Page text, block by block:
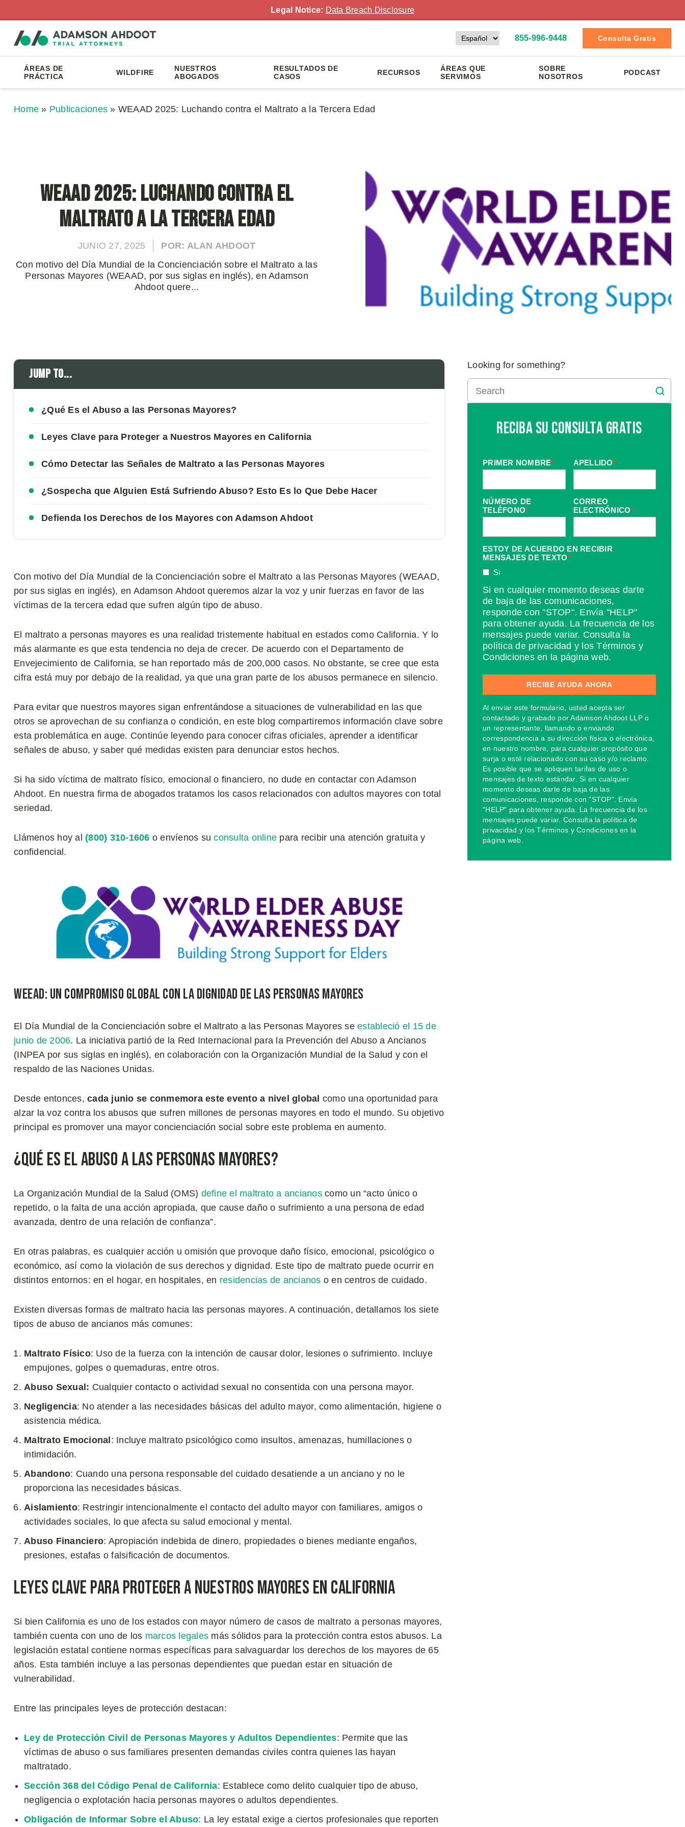
Legal Notice: Data Breach Disclosure
855-996-9448 Consulta Gratis
ÁREAS DE
PRÁCTICA
WILDFIRE
NUESTROS
ABOGADOS
RESULTADOS DE
CASOS
RECURSOS
ÁREAS QUE
SERVIMOS
SOBRE
NOSOTROS
PODCAST
Home » Publicaciones » WEAAD 2025: Luchando contra el Maltrato a la Tercera Edad
WEAAD 2025: Luchando contra el
Maltrato a la Tercera Edad
JUNIO 27, 2025
POR: ALAN AHDOOT
Con motivo del Día Mundial de la Concienciación sobre el Maltrato a las
Personas Mayores (WEAAD, por sus siglas en inglés), en Adamson
Ahdoot quere...
Jump to...
¿Qué Es el Abuso a las Personas Mayores?
Leyes Clave para Proteger a Nuestros Mayores en California
Cómo Detectar las Señales de Maltrato a las Personas Mayores
¿Sospecha que Alguien Está Sufriendo Abuso? Esto Es lo Que Debe Hacer
Defienda los Derechos de los Mayores con Adamson Ahdoot
Con motivo del Día Mundial de la Concienciación sobre el Maltrato a las Personas Mayores (WEAAD,
por sus siglas en inglés), en Adamson Ahdoot queremos alzar la voz y unir fuerzas en favor de las
víctimas de la tercera edad que sufren algún tipo de abuso.
El maltrato a personas mayores es una realidad tristemente habitual en estados como California. Y lo
más alarmante es que esta tendencia no deja de crecer. De acuerdo con el Departamento de
Envejecimiento de California, se han reportado más de 200,000 casos. No obstante, se cree que esta
cifra está muy por debajo de la realidad, ya que una gran parte de los abusos permanece en silencio.
Para evitar que nuestros mayores sigan enfrentándose a situaciones de vulnerabilidad en las que
otros se aprovechan de su confianza o condición, en este blog compartiremos información clave sobre
esta problemática en auge. Continúe leyendo para conocer cifras oficiales, aprender a identificar
señales de abuso, y saber qué medidas existen para denunciar estos hechos.
Si ha sido víctima de maltrato físico, emocional o financiero, no dude en contactar con Adamson
Ahdoot. En nuestra firma de abogados tratamos los casos relacionados con adultos mayores con total
seriedad.
Llámenos hoy al (800) 310-1606 o envíenos suconsulta online para recibir una atención gratuita y
confidencial.
WEEAD: Un Compromiso Global con la Dignidad de las Personas Mayores
El Día Mundial de la Concienciación sobre el Maltrato a las Personas Mayores se estableció el 15 de
junio de 2006. La iniciativa partió de la Red Internacional para la Prevención del Abuso a Ancianos
(INPEA por sus siglas en inglés), en colaboración con la Organización Mundial de la Salud y con el
respaldo de las Naciones Unidas.
Desde entonces, cada junio se conmemora este evento a nivel global como una oportunidad para
alzar la voz contra los abusos que sufren millones de personas mayores en todo el mundo. Su objetivo
principal es promover una mayor concienciación social sobre este problema en aumento.
¿Qué Es el Abuso a las Personas Mayores?
La Organización Mundial de la Salud (OMS) define el maltrato a ancianoscomo un “acto único o
repetido, o la falta de una acción apropiada, que cause daño o sufrimiento a una persona de edad
avanzada, dentro de una relación de confianza”.
En otras palabras, es cualquier acción u omisión que provoque daño físico, emocional, psicológico o
económico, así como la violación de sus derechos y dignidad. Este tipo de maltrato puede ocurrir en
distintos entornos: en el hogar, en hospitales, en residencias de ancianos o en centros de cuidado.
Existen diversas formas de maltrato hacia las personas mayores. A continuación, detallamos los siete
tipos de abuso de ancianos más comunes:
Maltrato Físico: Uso de la fuerza con la intención de causar dolor, lesiones o sufrimiento. Incluye
empujones, golpes o quemaduras, entre otros.
Abuso Sexual: Cualquier contacto o actividad sexual no consentida con una persona mayor.
Negligencia: No atender a las necesidades básicas del adulto mayor, como alimentación, higiene o
asistencia médica.
Maltrato Emocional : Incluye maltrato psicológico como insultos, amenazas, humillaciones o
intimidación.
Abandono: Cuando una persona responsable del cuidado desatiende a un anciano y no le
proporciona las necesidades básicas.
Aislamiento: Restringir intencionalmente el contacto del adulto mayor con familiares, amigos o
actividades sociales, lo que afecta su salud emocional y mental.
Abuso Financiero: Apropiación indebida de dinero, propiedades o bienes mediante engaños,
presiones, estafas o falsificación de documentos.
Leyes Clave para Proteger a Nuestros Mayores en California
Si bien California es uno de los estados con mayor número de casos de maltrato a personas mayores,
también cuenta con uno de los marcos legales más sólidos para la protección contra estos abusos. La
legislación estatal contiene normas específicas para salvaguardar los derechos de los mayores de 65
años. Esta también incluye a las personas dependientes que puedan estar en situación de
vulnerabilidad.
Entre las principales leyes de protección destacan:
Ley de Protección Civil de Personas Mayores y Adultos Dependientes: Permite que las
víctimas de abuso o sus familiares presenten demandas civiles contra quienes las hayan
maltratado.
Sección 368 del Código Penal de California: Establece como delito cualquier tipo de abuso,
negligencia o explotación hacia personas mayores o adultos dependientes.
Obligación de Informar Sobre el Abuso: La ley estatal exige a ciertos profesionales que reporten
Looking for something?
Reciba Su Consulta Gratis
PRIMER NOMBRE* APELLIDO*
NÚMERO DE
TELÉFONO*
CORREO
ELECTRÓNICO*
ESTOY DE ACUERDO EN RECIBIR
MENSAJES DE TEXTO*
Si
Si en cualquier momento deseas darte
de baja de las comunicaciones,
responde con "STOP". Envía "HELP"
para obtener ayuda. La frecuencia de los
mensajes puede variar. Consulta la
política de privacidad y los Términos y
Condiciones en la página web.
Al enviar este formulario, usted acepta ser
contactado y grabado por Adamson Ahdoot LLP o
un representante, llamando o enviando
correspondencia a su dirección física o electrónica,
en nuestro nombre, para cualquier propósito que
surja o esté relacionado con su caso y/o reclamo.
Es posible que se apliquen tarifas de uso o
mensajes de texto estándar. Si en cualquier
momento deseas darte de baja de las
comunicaciones, responde con "STOP". Envía
"HELP" para obtener ayuda. La frecuencia de los
mensajes puede variar. Consulta la política de
privacidad y los Términos y Condiciones en la
página web.